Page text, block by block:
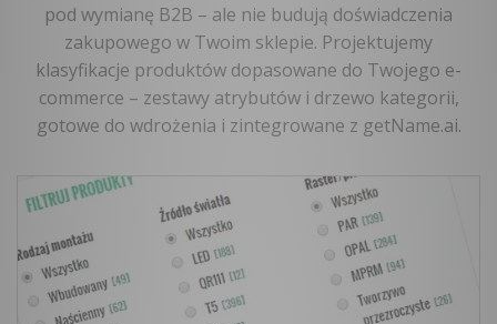
pod wymianę B2B – ale nie budują doświadczenia
zakupowego w Twoim sklepie. Projektujemy
klasyfikacje produktów dopasowane do Twojego e-
commerce – zestawy atrybutów i drzewo kategorii,
gotowe do wdrożenia i zintegrowane z getName.ai.